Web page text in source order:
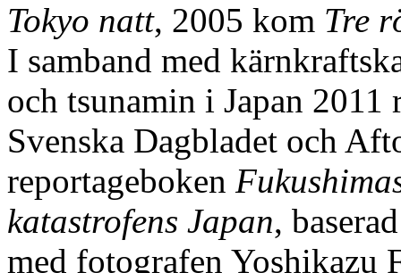
Tokyo natt, 2005 kom Tre
I samband med
och tsunamin i Japan
Svenska Dagbladet och
reportageboken
katastrofens Japan,
med fotografen Yoshikazu